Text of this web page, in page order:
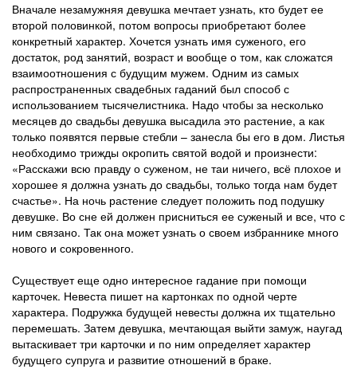
Вначале незамужняя девушка мечтает узнать, кто будет ее
второй половинкой, потом вопросы приобретают более
конкретный характер. Хочется узнать имя суженого, его
достаток, род занятий, возраст и вообще о том, как сложатся
взаимоотношения с будущим мужем. Одним из самых
распространенных свадебных гаданий был способ с
использованием тысячелистника. Надо чтобы за несколько
месяцев до свадьбы девушка высадила это растение, а как
только появятся первые стебли – занесла бы его в дом. Листья
необходимо трижды окропить святой водой и произнести:
«Расскажи всю правду о суженом, не таи ничего, всё плохое и
хорошее я должна узнать до свадьбы, только тогда нам будет
счастье». На ночь растение следует положить под подушку
девушке. Во сне ей должен присниться ее суженый и все, что с
ним связано. Так она может узнать о своем избраннике много
нового и сокровенного.
Существует еще одно интересное гадание при помощи
карточек. Невеста пишет на картонках по одной черте
характера. Подружка будущей невесты должна их тщательно
перемешать. Затем девушка, мечтающая выйти замуж, наугад
вытаскивает три карточки и по ним определяет характер
будущего супруга и развитие отношений в браке.